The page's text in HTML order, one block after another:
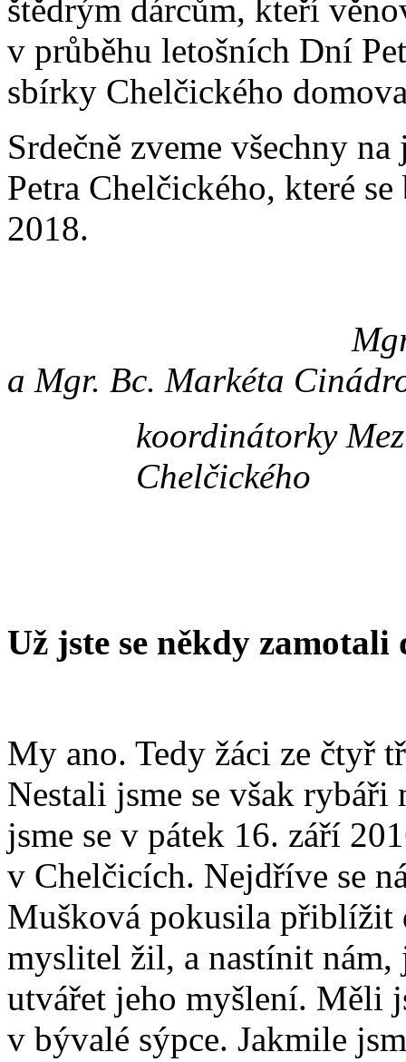
štědrým dárcům, kteří
v průběhu letošních Dní
sbírky Chelčického
Srdečně zveme všechny
Petra Chelčického, které
2018.
Mgr. Klára
a Mgr. Bc. Markéta
koordinátorky
Chelčického
Už jste se někdy zamotali
My ano. Tedy žáci ze čtyř
Nestali jsme se však
jsme se v pátek 16. září
v Chelčicích. Nejdříve se
Mušková pokusila přiblížit
myslitel žil, a nastínit
utvářet jeho myšlení. Měli
v bývalé sýpce. Jakmile